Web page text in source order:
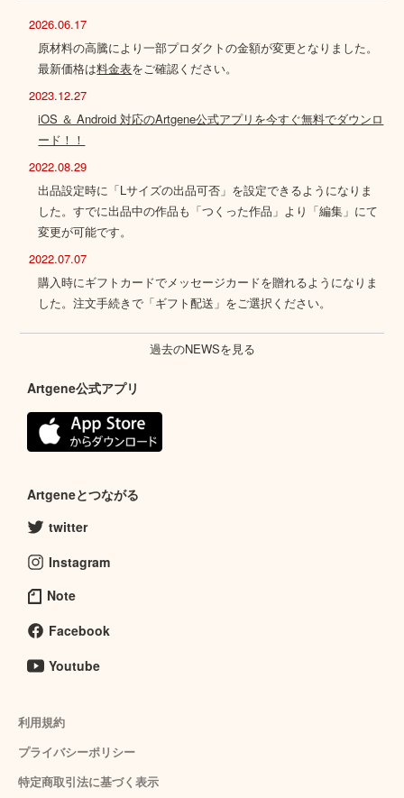
2026.06.17
原材料の高騰により一部プロダクトの金額が変更となりました。
最新価格は料金表をご確認ください。
2023.12.27
iOS ＆ Android 対応のArtgene公式アプリを今すぐ無料でダウンロ
ード！！
2022.08.29
出品設定時に「Lサイズの出品可否」を設定できるようになりま
した。すでに出品中の作品も「つくった作品」より「編集」にて
変更が可能です。
2022.07.07
購入時にギフトカードでメッセージカードを贈れるようになりま
した。注文手続きで「ギフト配送」をご選択ください。
過去のNEWSを見る
Artgene公式アプリ
Artgeneとつながる
twitter
Instagram
Note
Facebook
Youtube
利用規約
プライバシーポリシー
特定商取引法に基づく表示